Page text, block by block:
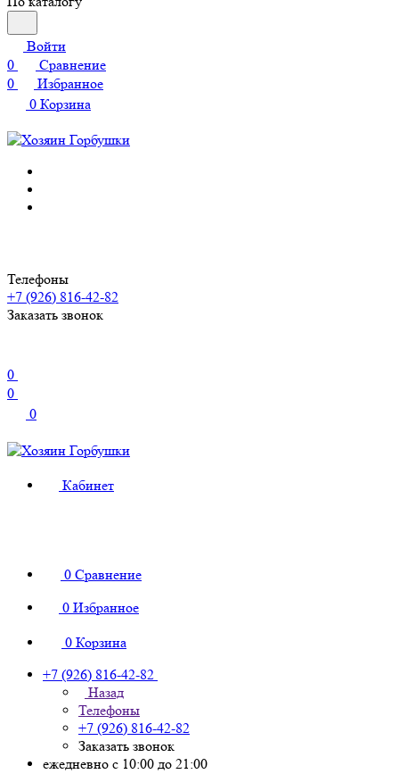
Войти
0
Сравнение
0
Избранное
0 Корзина
Телефоны
+7 (926) 816-42-82
Заказать звонок
0
0
0
Кабинет
0 Сравнение
0 Избранное
0 Корзина
+7 (926) 816-42-82
Назад
Телефоны
+7 (926) 816-42-82
Заказать звонок
ежедневно с 10:00 до 21:00